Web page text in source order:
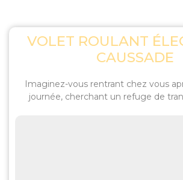
VOLET ROULANT
CAUSSADE
Imaginez-vous rentrant chez vous
journée, cherchant un refuge de